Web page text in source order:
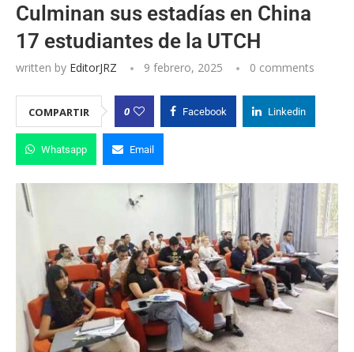
Culminan sus estadías en China
17 estudiantes de la UTCH
written by EditorJRZ 9 febrero, 2025 0 comments
COMPARTIR 0 Facebook Linkedin
Whatsapp Email